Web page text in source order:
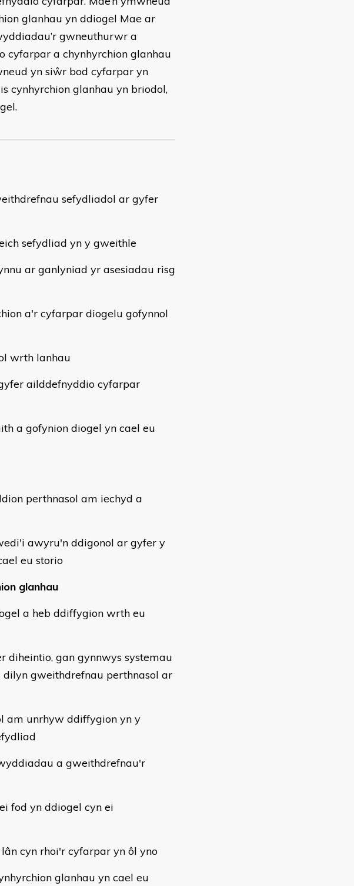
glanhau yn ddiogel Mae ar
gwneuthurwr a
cyfarpar a chynhyrchion glanhau
yn siŵr bod cyfarpar yn
cynhyrchion glanhau yn briodol,
sefydliadol ar gyfer
sefydliad yn y gweithle
ar ganlyniad yr asesiadau risg
a'r cyfarpar diogelu gofynnol
wrth lanhau
ailddefnyddio cyfarpar
a gofynion diogel yn cael eu
perthnasol am iechyd a
awyru'n ddigonol ar gyfer y
eu storio
glanhau
a heb ddiffygion wrth eu
gan gynnwys systemau
gweithdrefnau perthnasol ar
am unrhyw ddiffygion yn y
a gweithdrefnau'r
fod yn ddiogel cyn ei
cyn rhoi'r cyfarpar yn ôl yno
glanhau yn cael eu